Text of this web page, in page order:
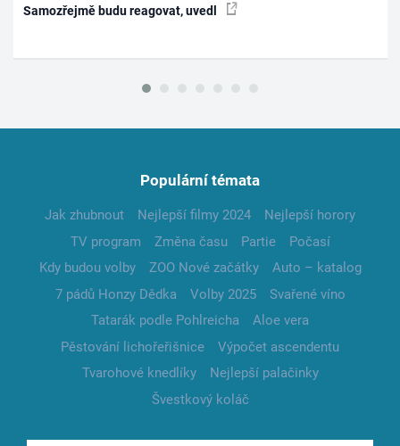
Samozřejmě budu reagovat, uvedl
Populární témata
Jak zhubnout Nejlepší filmy 2024
Nejlepší horory
TV program
Změna času Partie
Počasí
Kdy budou volby
ZOO Nové začátky
Auto – katalog
7 pádů Honzy Dědka
Volby 2025
Svařené víno
Tatarák podle Pohlreicha
Aloe vera
Pěstování lichořeřišnice
Výpočet ascendentu
Tvarohové knedlíky
Nejlepší palačinky
Švestkový koláč